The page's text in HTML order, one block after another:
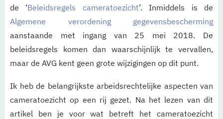
de ‘Beleidsregels cameratoezicht’. Inmiddels is de
Algemene verordening gegevensbescherming
aanstaande met ingang van 25 mei 2018. De
beleidsregels komen dan waarschijnlijk te vervallen,
maar de AVG kent geen grote wijzigingen op dit punt.
Ik heb de belangrijkste arbeidsrechtelijke aspecten van
cameratoezicht op een rij gezet. Na het lezen van dit
artikel ben je voor wat betreft het cameratoezicht